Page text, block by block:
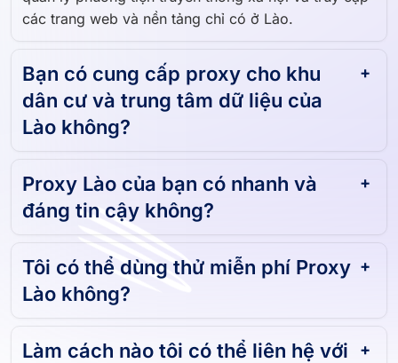
các trang web và nền tảng chỉ có ở Lào.
Bạn có cung cấp proxy cho khu
dân cư và trung tâm dữ liệu của
Lào không?
Proxy Lào của bạn có nhanh và
đáng tin cậy không?
Tôi có thể dùng thử miễn phí Proxy
Lào không?
Làm cách nào tôi có thể liên hệ với